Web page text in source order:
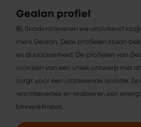
Gealan profiel
Bij Skodora leveren we uitsluitend
merk Gealan. Deze profielen staan
en duurzaamheid. De profielen van
voorzien van een uniek ontwerp met
zorgt voor een uitstekende isolatie. Ze
warmteverlies en realiseren een
binnenklimaat.